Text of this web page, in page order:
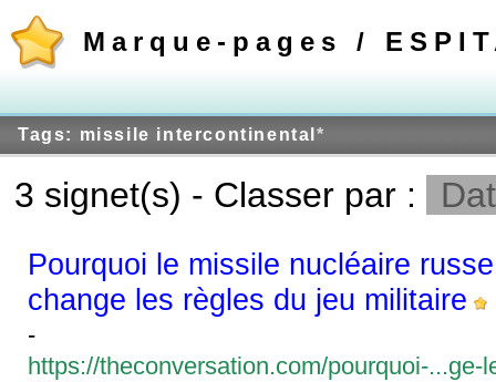
Marque-pages /
Tags: missile intercontinental*
3 signet(s) - Classer par :
Pourquoi le missile nucléaire
change les règles du jeu militaire
-
https://theconversation.com/pourquoi-...ge-